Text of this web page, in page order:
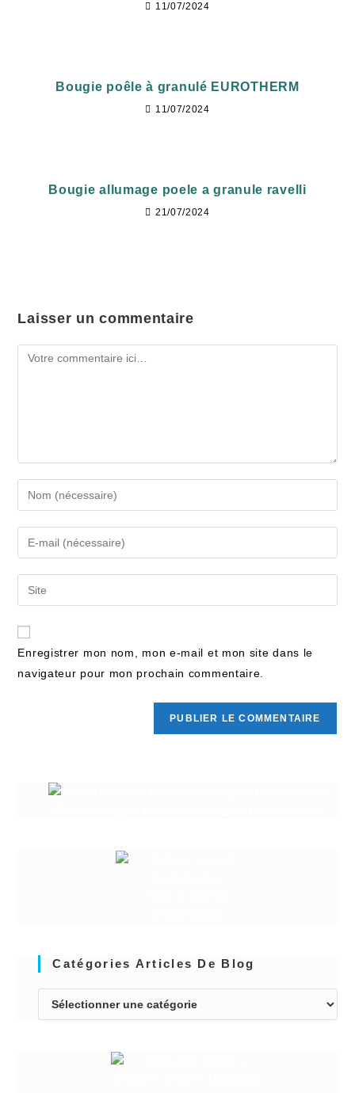
11/07/2024
Bougie poêle à granulé EUROTHERM
11/07/2024
Bougie allumage poele a granule ravelli
21/07/2024
Laisser un commentaire
Enregistrer mon nom, mon e-mail et mon site dans le
navigateur pour mon prochain commentaire.
Catégories Articles De Blog